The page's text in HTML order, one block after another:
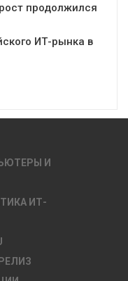
продолжился
ИТ-рынка в
И
ИТ-